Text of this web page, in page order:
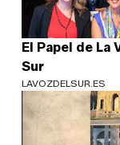
El Papel de La
Sur
LAVOZDELSUR.ES